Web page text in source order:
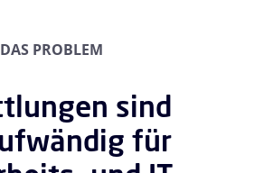
DAS PROBLEM
sind
für